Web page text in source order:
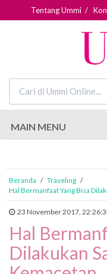
Tentang Ummi /
MAIN MENU
Beranda / Traveling /
Hal Bermanfaat Yang Bisa
23 November 2017,
Hal
Dilakukan